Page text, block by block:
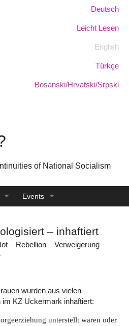
Deutsch
Leicht Lesen
English
Türkçe
Bosanski/Hrvatski/Srpski
of National Socialism
Events
– inhaftiert
– Rebellion – Verweigerung –
wurden aus vielen
KZ Uckermark inhaftiert:
unterstellt waren oder